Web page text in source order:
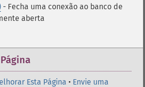
- Fecha uma conexão ao banco de
aberta
Esta Página • Envie uma